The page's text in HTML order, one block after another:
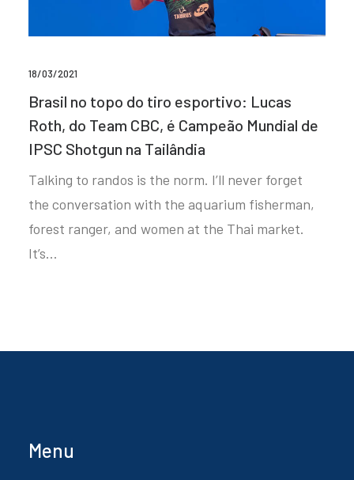
18/03/2021
Brasil no topo do tiro esportivo: Lucas
Roth, do Team CBC, é Campeão Mundial de
IPSC Shotgun na Tailândia
Talking to randos is the norm. I’ll never forget
the conversation with the aquarium fisherman,
forest ranger, and women at the Thai market.
It’s…
Menu